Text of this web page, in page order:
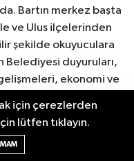
Bartın merkez başta
ve Ulus ilçelerinden
şekilde okuyuculara
Belediyesi duyuruları,
ekonomi ve
namaz vakitleri ve
güncellenir. Bartın
yerel haber
için çerezlerden
lütfen tıklayın.
5 Gözaltı, 4